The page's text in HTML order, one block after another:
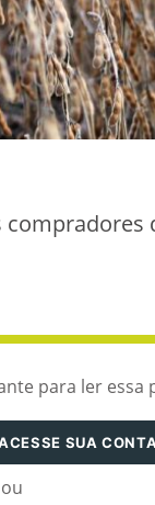
para ler essa
SUA CONTA
ou